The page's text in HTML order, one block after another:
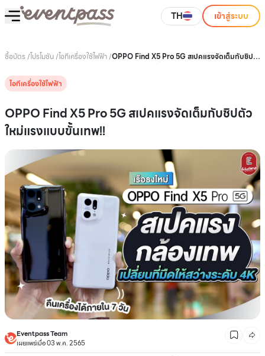
TH เข้าสู่ระบบ
ซื้อบัตร /โปรโมชัน/ไอทีเครื่องใช้ไฟฟ้า/OPPO Find X5 Pro 5G สเปคแรงจัดเต็มกับชิป
ไอทีเครื่องใช้ไฟฟ้า
OPPO Find X5 Pro 5G สเปคแรงจัดเต็มกับชิปตัว
ใหม่แรงแบบขั้นเทพ!!
Eventpass Team
เผยแพร่เมื่อ 03 พ.ค. 2565